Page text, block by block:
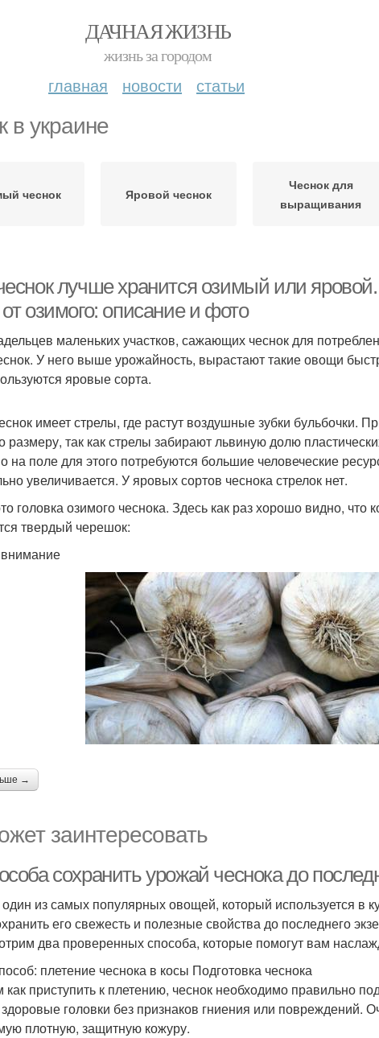
ДАЧНАЯ ЖИЗНЬ
жизнь за городом
главная новости статьи
в украине
чеснок Яровой чеснок
Чеснок для
выращивания
лучше хранится озимый или
озимого: описание и фото
маленьких участков, сажающих чеснок для
У него выше урожайность, вырастают такие овощи
яровые сорта.
имеет стрелы, где растут воздушные зубки бульбочки.
размеру, так как стрелы забирают львиную долю
на поле для этого потребуются большие человеческие
увеличивается. У яровых сортов чеснока стрелок нет.
головка озимого чеснока. Здесь как раз хорошо видно, что
твердый черешок:
→
заинтересовать
сохранить урожай чеснока до
из самых популярных овощей, который используется в
его свежесть и полезные свойства до последнего
два проверенных способа, которые помогут вам
плетение чеснока в косы Подготовка чеснока
приступить к плетению, чеснок необходимо правильно
головки без признаков гниения или повреждений.
плотную, защитную кожуру.